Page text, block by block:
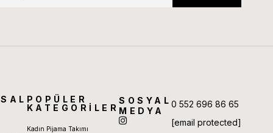
POPÜLER
KATEGORİLER
Kadın Pijama Takımı
SOSYAL
MEDYA
0 552 696 86 65
[email protected]